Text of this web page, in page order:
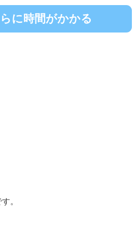
に時間がかかる
。